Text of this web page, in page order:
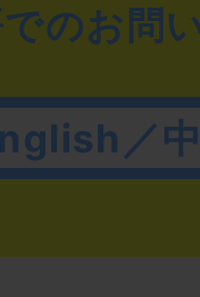
のお問
／